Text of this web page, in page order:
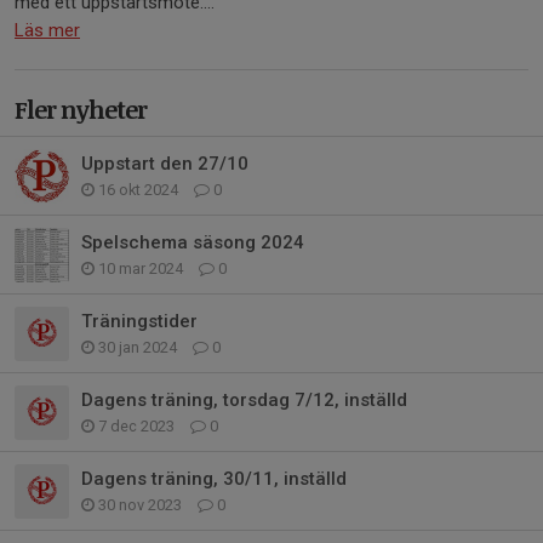
Läs mer
Fler nyheter
Uppstart den 27/10
16 okt 2024 0
Spelschema säsong 2024
10 mar 2024 0
Träningstider
30 jan 2024 0
Dagens träning, torsdag 7/12, inställd
7 dec 2023 0
Dagens träning, 30/11, inställd
30 nov 2023 0